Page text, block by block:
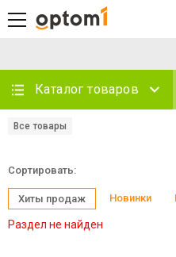
Каталог товаров
Все товары
Сортировать:
Хиты продаж Новинки
Раздел не найден